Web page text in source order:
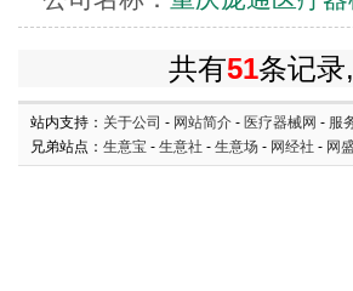
共有51条记录,
站内支持： 关于公司 - 网站简介 - 医疗器械网 - 服
兄弟站点： 生意宝 - 生意社 - 生意场 - 网经社 - 网